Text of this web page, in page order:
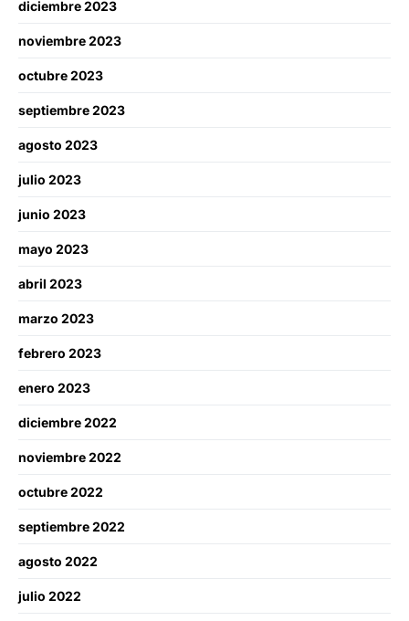
diciembre 2023
noviembre 2023
octubre 2023
septiembre 2023
agosto 2023
julio 2023
junio 2023
mayo 2023
abril 2023
marzo 2023
febrero 2023
enero 2023
diciembre 2022
noviembre 2022
octubre 2022
septiembre 2022
agosto 2022
julio 2022